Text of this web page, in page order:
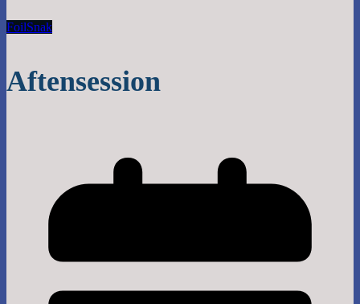
FoilSnak
Aftensession